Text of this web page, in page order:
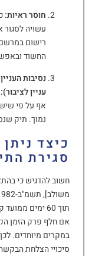
חוסר ראיות:
עשויה לסגור
רישום
החשוד
נסיבות
עניין לציבור):
אף על פי שיש
נמוך. תיק
כיצד
סגירת
תוך 60 ימים
אם חלף פרק הזמן
במקרים מיוחדים.
סיכויי הצלחת